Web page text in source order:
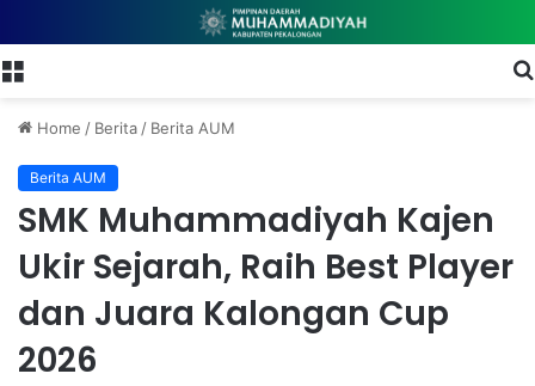
Home / Berita/ Berita AUM
Berita AUM
SMK Muhammadiyah Kajen
Ukir Sejarah, Raih Best Player
dan Juara Kalongan Cup
2026